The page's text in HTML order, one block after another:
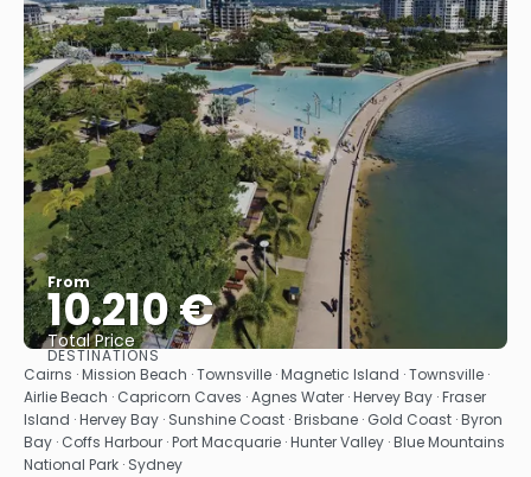
From
10.210 €
Total Price
See
DESTINATIONS
Cairns · Mission Beach · Townsville · Magnetic Island · Townsville ·
Airlie Beach · Capricorn Caves · Agnes Water · Hervey Bay · Fraser
Island · Hervey Bay · Sunshine Coast · Brisbane · Gold Coast · Byron
Bay · Coffs Harbour · Port Macquarie · Hunter Valley · Blue Mountains
National Park · Sydney